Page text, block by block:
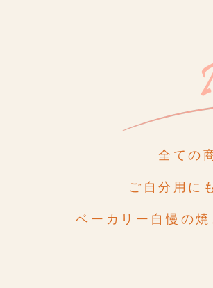
全ての
ご自分用に
ベーカリー自慢の焼